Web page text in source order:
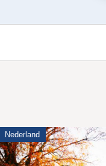
Nederland